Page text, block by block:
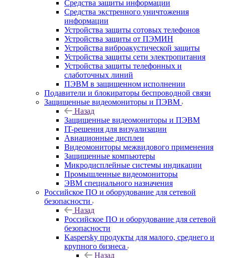
Средства защиты информации
Средства экстренного уничтожения
информации
Устройства защиты сотовых телефонов
Устройства защиты от ПЭМИН
Устройства виброакустической защиты
Устройства защиты сети электропитания
Устройства защиты телефонных и
слаботочных линий
ПЭВМ в защищенном исполнении
Подавители и блокираторы беспроводной связи
Защищенные видеомониторы и ПЭВМ
Назад
Защищенные видеомониторы и ПЭВМ
IT-решения для визуализации
Авиационные дисплеи
Видеомониторы межвидового применения
Защищенные компьютеры
Микродисплейные системы индикации
Промышленные видеомониторы
ЭВМ специального назначения
Российское ПО и оборудование для сетевой
безопасности
Назад
Российское ПО и оборудование для сетевой
безопасности
Kaspersky продукты для малого, среднего и
крупного бизнеса
Назад